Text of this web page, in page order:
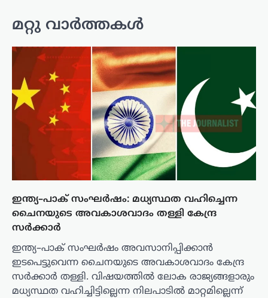
മറ്റു വാർത്തകൾ
ഇന്ത്യ–പാക് സംഘർഷം: മധ്യസ്ഥത വഹിച്ചെന്ന
ചൈനയുടെ അവകാശവാദം തള്ളി കേന്ദ്ര
സർക്കാർ
ഇന്ത്യ–പാക് സംഘർഷം അവസാനിപ്പിക്കാൻ
ഇടപെട്ടുവെന്ന ചൈനയുടെ അവകാശവാദം കേന്ദ്ര
സർക്കാർ തള്ളി. വിഷയത്തിൽ ലോക രാജ്യങ്ങളാരും
മധ്യസ്ഥത വഹിച്ചിട്ടില്ലെന്ന നിലപാടിൽ മാറ്റമില്ലെന്ന്